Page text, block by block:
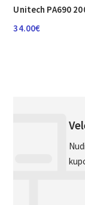
Unitech PA690
34.00€